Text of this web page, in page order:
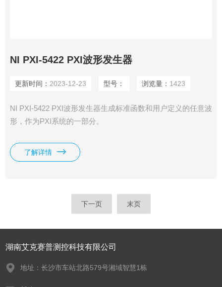
NI PXI-5422 PXI波形发生器
更新时间： 2023-12-23 型号： 浏览量： 1423
NI PXI-5422 PXI波形发生器生​成​标​准​函​数​和​用​户​定​义​的​任​意​波​
形，​作​为​PXI​系​统​的​一​部分。
了解详情
下一页 末页
湖南艾克赛普测控科技有限公司
地址：长沙市车站北路579号湘域智慧1栋